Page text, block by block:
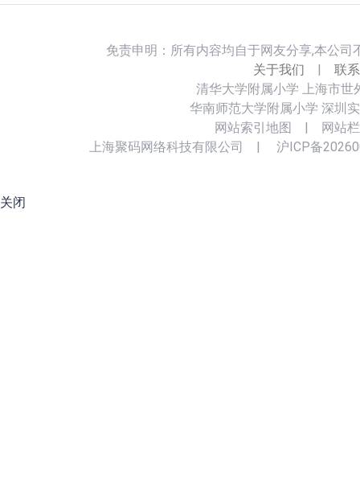
免责申明：所有内容均自于网友分享,本公
关于我们 | 联
清华大学附属小学 上海市世
华南师范大学附属小学 深圳
网站索引地图
| 网站
上海聚码网络科技有限公司
| 沪ICP备
关闭